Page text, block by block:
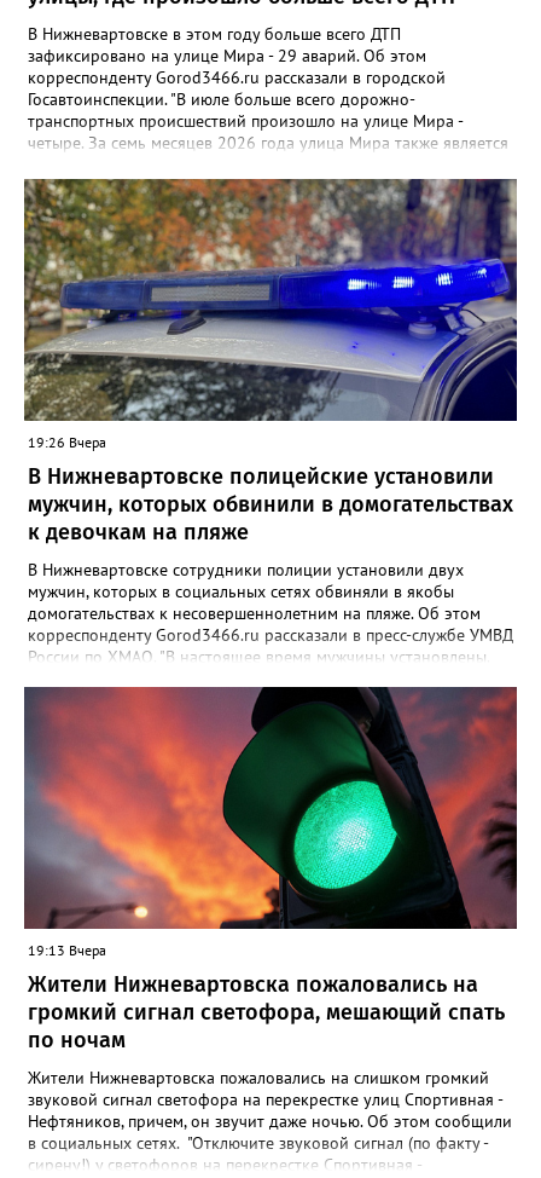
В Нижневартовске в этом году больше всего ДТП
зафиксировано на улице Мира - 29 аварий. Об этом
корреспонденту Gorod3466.ru рассказали в городской
Госавтоинспекции. "В июле больше всего дорожно-
транспортных происшествий произошло на улице Мира -
четыре. За семь месяцев 2026 года улица Мира также является
добавили, что на втором месте расположилась улица Ленина,
на дорогах которой произошло 19 дорожно-транспортных
происшествий. Замыкает тройку улица Индустриальная - 17
ДТП.
19:26 Вчера
В Нижневартовске полицейские установили
мужчин, которых обвинили в домогательствах
к девочкам на пляже
В Нижневартовске сотрудники полиции установили двух
мужчин, которых в социальных сетях обвиняли в якобы
домогательствах к несовершеннолетним на пляже. Об этом
корреспонденту Gorod3466.ru рассказали в пресс-службе УМВД
России по ХМАО. "В настоящее время мужчины установлены.
правонарушения пока не подтверждается", - заявили в пресс-
службе ведомства. Ранее Gorod3466.ru сообщал, что жители
Нижневартовска рассказывали в соцсетях, что на озере
Молодежное заметили двух пьяных мужчин, которые
домогались до несовершеннолетних девочек.
19:13 Вчера
Жители Нижневартовска пожаловались на
громкий сигнал светофора, мешающий спать
по ночам
Жители Нижневартовска пожаловались на слишком громкий
звуковой сигнал светофора на перекрестке улиц Спортивная -
Нефтяников, причем, он звучит даже ночью. Об этом сообщили
в социальных сетях. "Отключите звуковой сигнал (по факту -
сирену!) у светофоров на перекрестке Спортивная -